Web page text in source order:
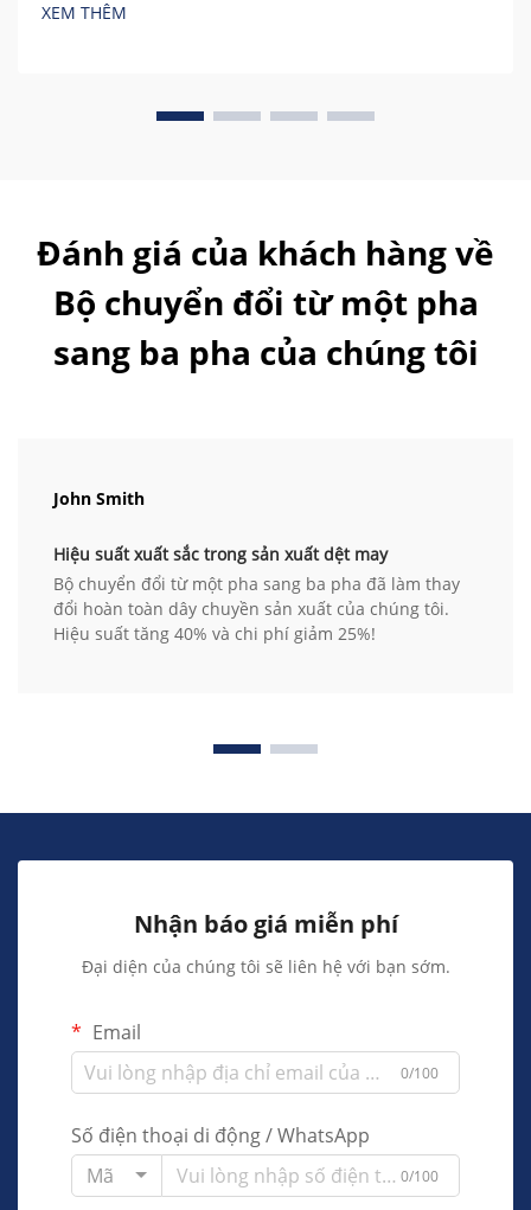
XEM THÊM
Đánh giá của khách hàng về
Bộ chuyển đổi từ một pha
sang ba pha của chúng tôi
John Smith
Hiệu suất xuất sắc trong sản xuất dệt may
Bộ chuyển đổi từ một pha sang ba pha đã làm thay
đổi hoàn toàn dây chuyền sản xuất của chúng tôi.
Hiệu suất tăng 40% và chi phí giảm 25%!
Nhận báo giá miễn phí
Đại diện của chúng tôi sẽ liên hệ với bạn sớm.
Email
0/100
Số điện thoại di động / WhatsApp
Mã
0/100